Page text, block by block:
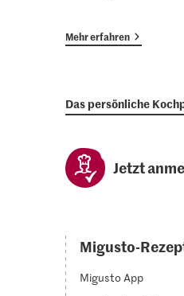
Mehr erfahren
Das persönliche
Jetzt
Migusto-
Migusto App